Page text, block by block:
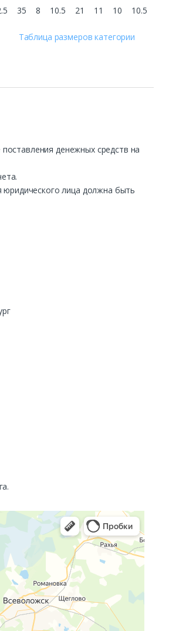
35 8 10.5 21 11 10 10.5
Таблица размеров категории
денежных средств на
юридического лица должна быть